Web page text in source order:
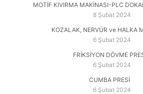
MOTİF KIVIRMA MAKİNASI-PLC
8 Şubat 2024
KOZALAK, NERVÜR ve HALKA
6 Şubat 2024
FRİKSİYON DÖVME
6 Şubat 2024
CUMBA PRESİ
6 Şubat 2024